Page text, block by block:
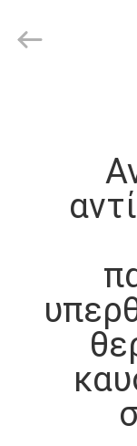
ΠΡΟΪΌΝΤΑ
ΕΜΦΆΝΙΣΗ
ΠΕΡΊΠΟΥ
ΓΎΡΟΣ